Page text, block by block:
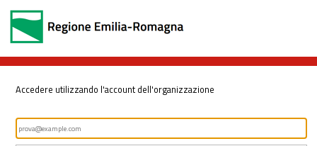
Accedere utilizzando l'account dell'organizzazione